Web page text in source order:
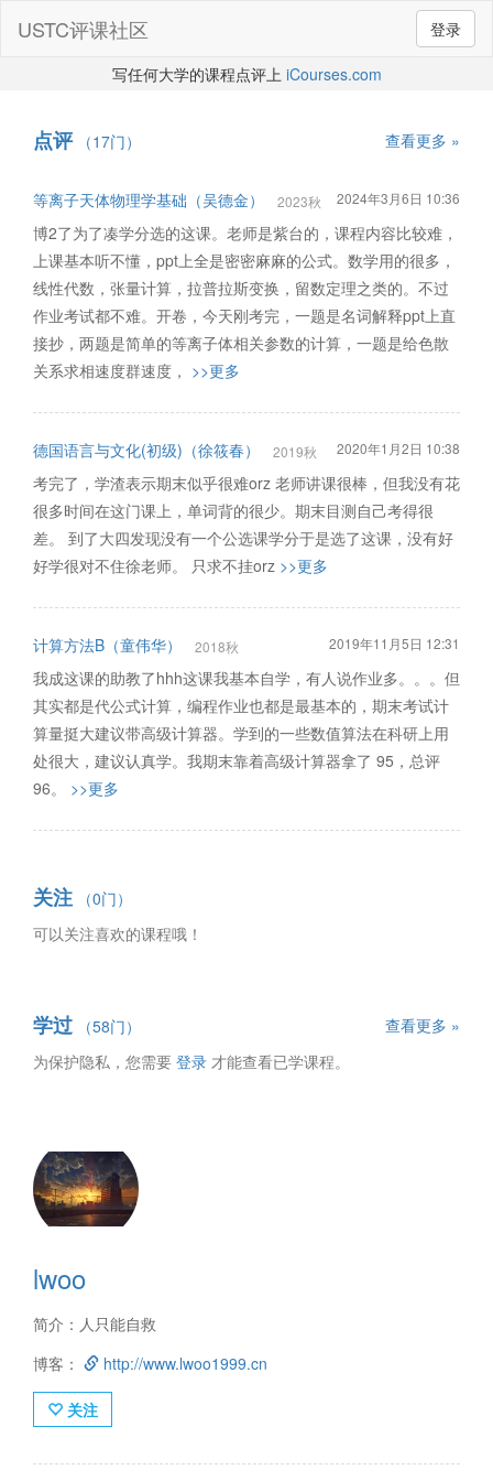
登录
USTC评课社区
写任何大学的课程点评上 iCourses.com
点评（17门） 查看更多 »
等离子天体物理学基础（吴德金） 2023秋 2024年3月6日 10:36
博2了为了凑学分选的这课。老师是紫台的，课程内容比较难，
上课基本听不懂，ppt上全是密密麻麻的公式。数学用的很多，
线性代数，张量计算，拉普拉斯变换，留数定理之类的。不过
作业考试都不难。开卷，今天刚考完，一题是名词解释ppt上直
接抄，两题是简单的等离子体相关参数的计算，一题是给色散
关系求相速度群速度， >>更多
德国语言与文化(初级)（徐筱春） 2019秋 2020年1月2日 10:38
考完了，学渣表示期末似乎很难orz 老师讲课很棒，但我没有花
很多时间在这门课上，单词背的很少。期末目测自己考得很
差。 到了大四发现没有一个公选课学分于是选了这课，没有好
好学很对不住徐老师。 只求不挂orz >>更多
计算方法B（童伟华） 2018秋 2019年11月5日 12:31
我成这课的助教了hhh这课我基本自学，有人说作业多。。。但
其实都是代公式计算，编程作业也都是最基本的，期末考试计
算量挺大建议带高级计算器。学到的一些数值算法在科研上用
处很大，建议认真学。我期末靠着高级计算器拿了 95，总评
96。 >>更多
关注 （0门）
可以关注喜欢的课程哦！
学过 （58门）
查看更多 »
为保护隐私，您需要 登录 才能查看已学课程。
lwoo
简介：人只能自救
博客：
http://www.lwoo1999.cn
关注